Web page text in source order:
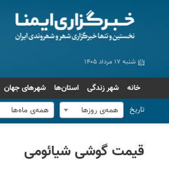
شنبه ۱۷ مرداد ۱۴۰۵
خانه شهر زندگی استان‌ها شهرهای جهان
تاریخ
همه‌ی روزها همه‌ی ماه‌ها
قیمت گوشی شیائومی